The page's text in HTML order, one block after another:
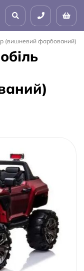
(вишневий фарбований)